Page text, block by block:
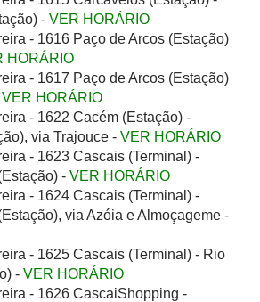
- VER HORÁRIO
- 1616 Paço de Arcos (Estação)
HORÁRIO
- 1617 Paço de Arcos (Estação)
VER HORÁRIO
- 1622 Cacém (Estação) -
via Trajouce - VER HORÁRIO
- 1623 Cascais (Terminal) -
- VER HORÁRIO
- 1624 Cascais (Terminal) -
via Azóia e Almoçageme -
- 1625 Cascais (Terminal) - Rio
- VER HORÁRIO
- 1626 CascaiShopping -